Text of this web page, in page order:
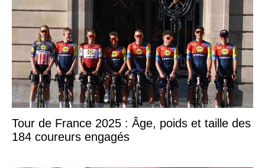
Tour de France 2025 : Âge, poids et taille des
184 coureurs engagés